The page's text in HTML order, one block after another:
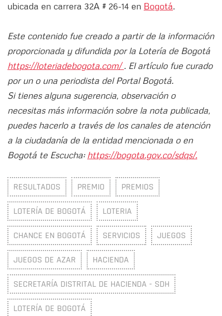
ubicada en carrera 32A # 26-14 en Bogotá.
Este contenido fue creado a partir de la información
proporcionada y difundida por la Lotería de Bogotá
https://loteriadebogota.com/. El artículo fue curado
por un o una periodista del Portal Bogotá.
Si tienes alguna sugerencia, observación o
necesitas más información sobre la nota publicada,
puedes hacerlo a través de los canales de atención
a la ciudadanía de la entidad mencionada o en
Bogotá te Escucha: https://bogota.gov.co/sdqs/.
RESULTADOS PREMIO PREMIOS
LOTERÍA DE BOGOTÁ LOTERIA
CHANCE EN BOGOTÁ SERVICIOS JUEGOS
JUEGOS DE AZAR HACIENDA
SECRETARÍA DISTRITAL DE HACIENDA - SDH
LOTERÍA DE BOGOTÁ